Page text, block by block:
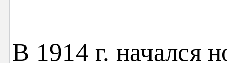
В 1914 г. начался